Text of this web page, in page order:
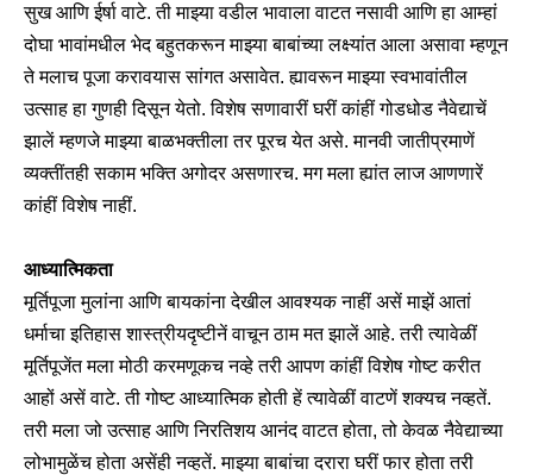
सुख आणि ईर्षा वाटे. ती माझ्या वडील भावाला वाटत नसावी आणि हा आम्हां
दोघा भावांमधील भेद बहुतकरून माझ्या बाबांच्या लक्ष्यांत आला असावा म्हणून
ते मलाच पूजा करावयास सांगत असावेत. ह्यावरून माझ्या स्वभावांतील
उत्साह हा गुणही दिसून येतो. विशेष सणावारीं घरीं कांहीं गोडधोड नैवेद्याचें
झालें म्हणजे माझ्या बाळभक्तीला तर पूरच येत असे. मानवी जातीप्रमाणें
व्यक्तींतही सकाम भक्ति अगोदर असणारच. मग मला ह्यांत लाज आणणारें
कांहीं विशेष नाहीं.
आध्यात्मिकता
मूर्तिपूजा मुलांना आणि बायकांना देखील आवश्यक नाहीं असें माझें आतां
धर्माचा इतिहास शास्त्रीयदृष्टीनें वाचून ठाम मत झालें आहे. तरी त्यावेळीं
मूर्तिपूजेंत मला मोठी करमणूकच नव्हे तरी आपण कांहीं विशेष गोष्ट करीत
आहों असें वाटे. ती गोष्ट आध्यात्मिक होती हें त्यावेळीं वाटणें शक्यच नव्हतें.
तरी मला जो उत्साह आणि निरतिशय आनंद वाटत होता, तो केवळ नैवेद्याच्या
लोभामुळेंच होता असेंही नव्हतें. माझ्या बाबांचा दरारा घरीं फार होता तरी